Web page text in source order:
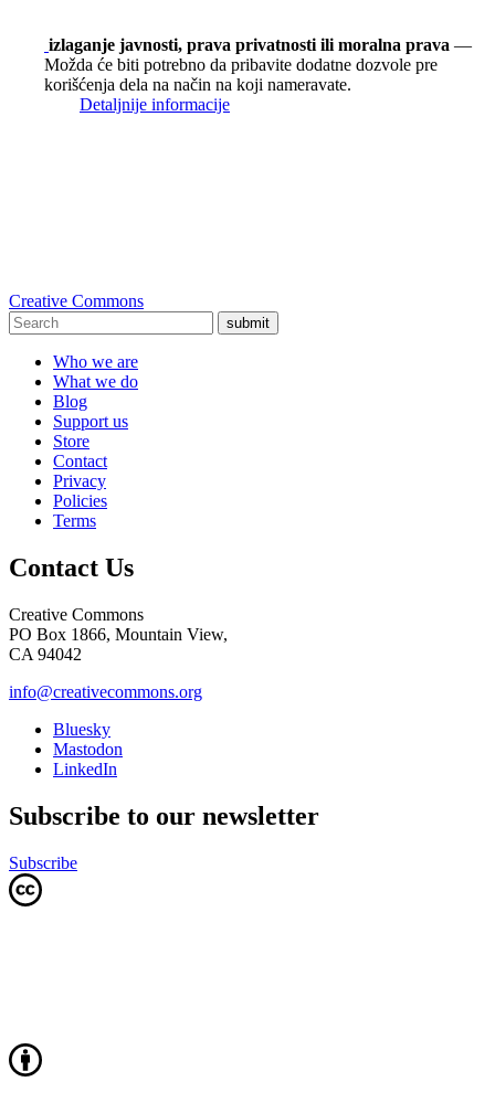
izlaganje javnosti, prava privatnosti ili moralna prava —
Možda će biti potrebno da pribavite dodatne dozvole pre
korišćenja dela na način na koji nameravate.
Detaljnije informacije
Creative Commons
submit
Who we are
What we do
Blog
Support us
Store
Contact
Privacy
Policies
Terms
Contact Us
Creative Commons
PO Box 1866, Mountain View,
CA 94042
info@creativecommons.org
Bluesky
Mastodon
LinkedIn
Subscribe to our newsletter
Subscribe